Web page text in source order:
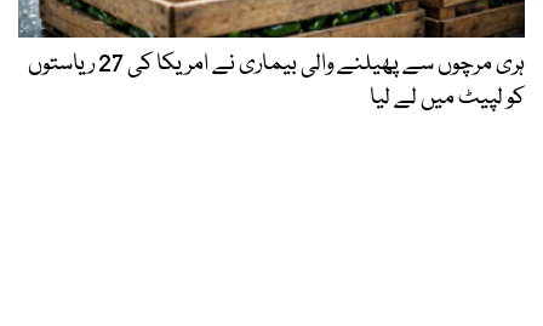
ہری مرچوں سے پھیلنے والی بیماری نے امریکا کی 27 ریاستوں
کو لپیٹ میں لے لیا